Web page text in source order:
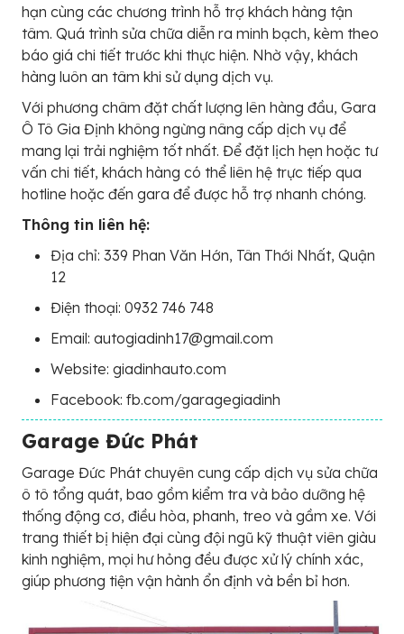
hạn cùng các chương trình hỗ trợ khách hàng tận
tâm. Quá trình sửa chữa diễn ra minh bạch, kèm theo
báo giá chi tiết trước khi thực hiện. Nhờ vậy, khách
hàng luôn an tâm khi sử dụng dịch vụ.
Với phương châm đặt chất lượng lên hàng đầu, Gara
Ô Tô Gia Định không ngừng nâng cấp dịch vụ để
mang lại trải nghiệm tốt nhất. Để đặt lịch hẹn hoặc tư
vấn chi tiết, khách hàng có thể liên hệ trực tiếp qua
hotline hoặc đến gara để được hỗ trợ nhanh chóng.
Thông tin liên hệ:
Địa chỉ: 339 Phan Văn Hớn, Tân Thới Nhất, Quận
12
Điện thoại: 0932 746 748
Email: autogiadinh17@gmail.com
Website: giadinhauto.com
Facebook: fb.com/garagegiadinh
Garage Đức Phát
Garage Đức Phát chuyên cung cấp dịch vụ sửa chữa
ô tô tổng quát, bao gồm kiểm tra và bảo dưỡng hệ
thống động cơ, điều hòa, phanh, treo và gầm xe. Với
trang thiết bị hiện đại cùng đội ngũ kỹ thuật viên giàu
kinh nghiệm, mọi hư hỏng đều được xử lý chính xác,
giúp phương tiện vận hành ổn định và bền bỉ hơn.